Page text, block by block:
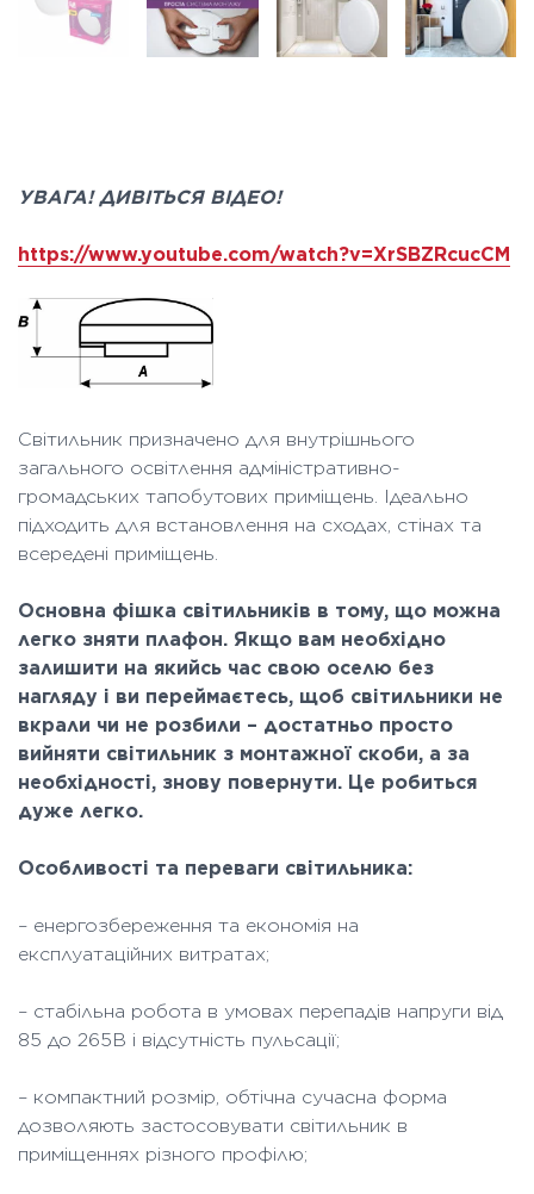
УВАГА! ДИВІТЬСЯ ВІДЕО!
https://www.youtube.com/watch?v=XrSBZRcucCM
Світильник призначено для внутрішнього
загального освітлення адміністративно-
громадських тапобутових приміщень. Ідеально
підходить для встановлення на сходах, стінах та
всередені приміщень.
Основна фішка світильників в тому, що можна
легко зняти плафон. Якщо вам необхідно
залишити на якийсь час свою оселю без
нагляду і ви переймаєтесь, щоб світильники не
вкрали чи не розбили – достатньо просто
вийняти світильник з монтажної скоби, а за
необхідності, знову повернути. Це робиться
дуже легко.
Особливості та переваги світильника:
– енергозбереження та економія на
експлуатаційних витратах;
– стабільна робота в умовах перепадів напруги від
85 до 265В і відсутність пульсації;
– компактний розмір, обтічна сучасна форма
дозволяють застосовувати світильник в
приміщеннях різного профілю;